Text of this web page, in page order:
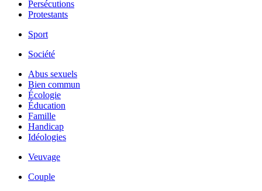
Persécutions
Protestants
Sport
Société
Abus sexuels
Bien commun
Écologie
Éducation
Famille
Handicap
Idéologies
Veuvage
Couple